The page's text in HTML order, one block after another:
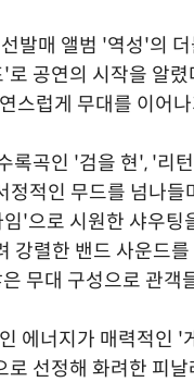
발매 앨범 '역성'의
공연의 시작을 알
스럽게 무대를 이어
록곡인 '검을 현', '리
정적인 무드를 넘나
'으로 시원한 샤우
강렬한 밴드 사운드
무대 구성으로 관객
에너지가 매력적인
선정해 화려한 피날